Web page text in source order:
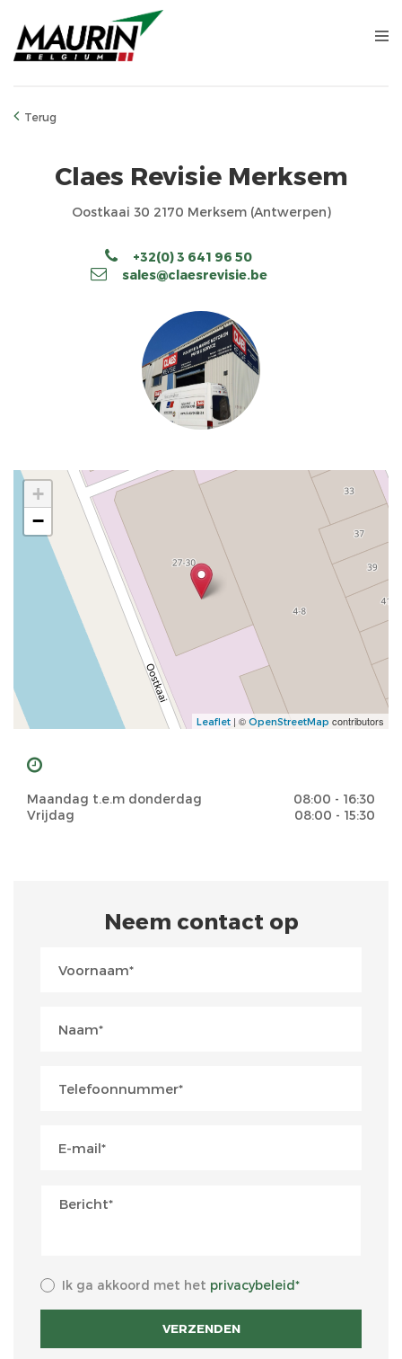
Terug
Claes Revisie Merksem
Oostkaai 30 2170 Merksem (Antwerpen)
+32(0) 3 641 96 50
sales@claesrevisie.be
+
−
Leaflet | © OpenStreetMap contributors
Maandag t.e.m donderdag
08:00 - 16:30
Vrijdag
08:00 - 15:30
Neem contact op
Ik ga akkoord met het privacybeleid*
VERZENDEN